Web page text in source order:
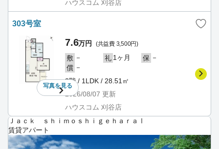
ハウスコム 刈谷店
303号室
写真を見る
7.6万円 (共益費 3,500円)
敷 － 礼 1ヶ月 保 －
償 －
3階 / 1LDK / 28.51㎡
2026/08/07 更新
ハウスコム 刈谷店
Ｊａｃｋ ｓｈｉｍｏｓｈｉｇｅｈａｒａⅠ
賃貸アパート